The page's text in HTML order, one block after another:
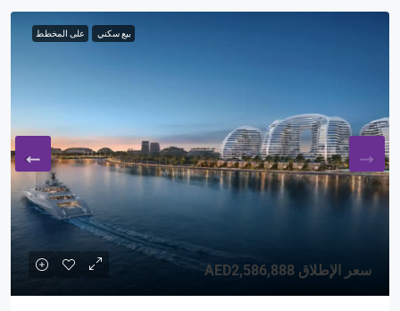
بيع سكني على المخطط
سعر الإطلاق AED2,586,888